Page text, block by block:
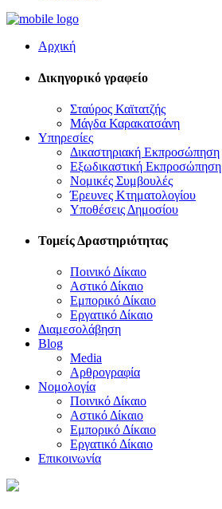
Αρχική
Δικηγορικό γραφείο
Σταύρος Καϊτατζής
Μάγδα Καρακατσάνη
Υπηρεσίες
Δικαστηριακή Εκπροσώπηση
Εξωδικαστική Εκπροσώπηση
Νομικές Συμβουλές
Έρευνες Κτηματολογίου
Υποθέσεις Δημοσίου
Τομείς Δραστηριότητας
Ποινικό Δίκαιο
Αστικό Δίκαιο
Εμπορικό Δίκαιο
Εργατικό Δίκαιο
Διαμεσολάβηση
Blog
Media
Αρθρογραφία
Νομολογία
Ποινικό Δίκαιο
Αστικό Δίκαιο
Εμπορικό Δίκαιο
Εργατικό Δίκαιο
Επικοινωνία